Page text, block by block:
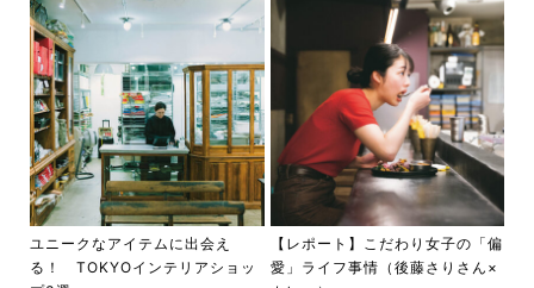
ユニークなアイテムに出会え
る！ TOKYOインテリアショッ
【レポート】こだわり女子の「偏
愛」ライフ事情（後藤さりさん×